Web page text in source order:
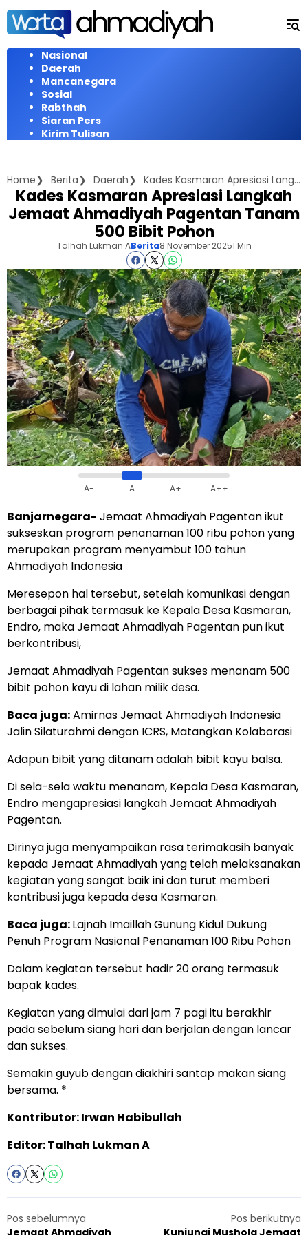
Langsung
konten
Nasional
Daerah
Mancanegara
Sosial
Rabthah
Siaran Pers
Kirim Tulisan
Home Berita Daerah Kades Kasmaran Apresiasi Langkah Jemaat Ahmadiyah Pagentan Tanam 500 Bibit Pohon
Kades Kasmaran Apresiasi Langkah
Jemaat Ahmadiyah Pagentan Tanam
500 Bibit Pohon
Talhah Lukman ABerita8 November 20251 Min
A- A A+ A++
Banjarnegara- Jemaat Ahmadiyah Pagentan ikut
sukseskan program penanaman 100 ribu pohon yang
merupakan program menyambut 100 tahun
Ahmadiyah Indonesia
Meresepon hal tersebut, setelah komunikasi dengan
berbagai pihak termasuk ke Kepala Desa Kasmaran,
Endro, maka Jemaat Ahmadiyah Pagentan pun ikut
berkontribusi,
Jemaat Ahmadiyah Pagentan sukses menanam 500
bibit pohon kayu di lahan milik desa.
Baca juga:Amirnas Jemaat Ahmadiyah Indonesia
Jalin Silaturahmi dengan ICRS, Matangkan Kolaborasi
Adapun bibit yang ditanam adalah bibit kayu balsa.
Di sela-sela waktu menanam, Kepala Desa Kasmaran,
Endro mengapresiasi langkah Jemaat Ahmadiyah
Pagentan.
Dirinya juga menyampaikan rasa terimakasih banyak
kepada Jemaat Ahmadiyah yang telah melaksanakan
kegiatan yang sangat baik ini dan turut memberi
kontribusi juga kepada desa Kasmaran.
Baca juga:Lajnah Imaillah Gunung Kidul Dukung
Penuh Program Nasional Penanaman 100 Ribu Pohon
Dalam kegiatan tersebut hadir 20 orang termasuk
bapak kades.
Kegiatan yang dimulai dari jam 7 pagi itu berakhir
pada sebelum siang hari dan berjalan dengan lancar
dan sukses.
Semakin guyub dengan diakhiri santap makan siang
bersama. *
Kontributor: Irwan Habibullah
Editor: Talhah Lukman A
Pos sebelumnya
Pos berikutnya